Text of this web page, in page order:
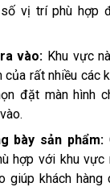
vị trí phù hợp
vào: Khu vực
của rất nhiều các
đặt màn hình
bày sản phẩm:
hợp với khu vực
giúp khách